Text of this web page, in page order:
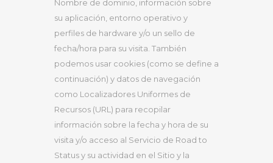
Nombre de dominio, información sobre
su aplicación, entorno operativo y
perfiles de hardware y/o un sello de
fecha/hora para su visita. También
podemos usar cookies (como se define a
continuación) y datos de navegación
como Localizadores Uniformes de
Recursos (URL) para recopilar
información sobre la fecha y hora de su
visita y/o acceso al Servicio de Road to
Status y su actividad en el Sitio y la